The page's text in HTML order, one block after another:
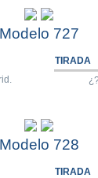
Modelo 727
TIRADA
Modelo 728
TIRADA